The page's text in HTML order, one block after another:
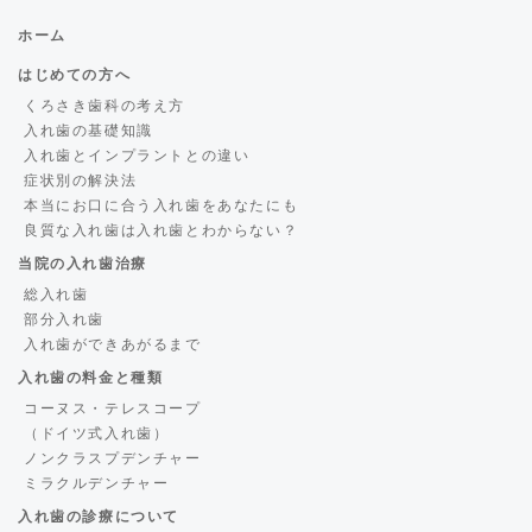
ホーム
はじめての方へ
くろさき歯科の考え方
入れ歯の基礎知識
入れ歯とインプラントとの違い
症状別の解決法
本当にお口に合う入れ歯をあなたにも
良質な入れ歯は入れ歯とわからない？
当院の入れ歯治療
総入れ歯
部分入れ歯
入れ歯ができあがるまで
入れ歯の料金と種類
コーヌス・テレスコープ
（ドイツ式入れ歯）
ノンクラスプデンチャー
ミラクルデンチャー
入れ歯の診療について